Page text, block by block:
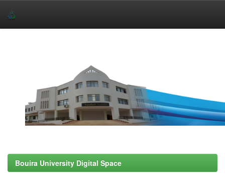
Bouira University Digital Space